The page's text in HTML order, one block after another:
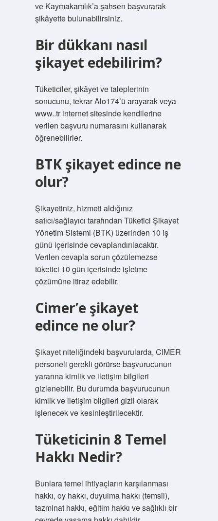
ve Kaymakamlık’a şahsen başvurarak
şikâyette bulunabilirsiniz.
Bir dükkanı nasıl
şikayet edebilirim?
Tüketiciler, şikâyet ve taleplerinin
sonucunu, tekrar Alo174’ü arayarak veya
www..tr internet sitesinde kendilerine
verilen başvuru numarasını kullanarak
öğrenebilirler.
BTK şikayet edince ne
olur?
Şikayetiniz, hizmeti aldığınız
satıcı/sağlayıcı tarafından Tüketici Şikayet
Yönetim Sistemi (BTK) üzerinden 10 iş
günü içerisinde cevaplandırılacaktır.
Verilen cevapla sorun çözülemezse
tüketici 10 gün içerisinde işletme
çözümüne itiraz edebilir.
Cimer’e şikayet
edince ne olur?
Şikayet niteliğindeki başvurularda, CIMER
personeli gerekli görürse başvurucunun
yararına kimlik ve iletişim bilgileri
gizlenebilir. Bu durumda başvurucunun
kimlik ve iletişim bilgileri gizli olarak
işlenecek ve kesinleştirilecektir.
Tüketicinin 8 Temel
Hakkı Nedir?
Bunlara temel ihtiyaçların karşılanması
hakkı, oy hakkı, duyulma hakkı (temsil),
tazminat hakkı, eğitim hakkı ve sağlıklı bir